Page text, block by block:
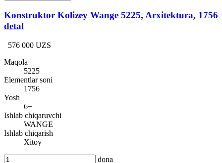
Konstruktor Kolizey Wange 5225, Arxitektura, 1756
detal
576 000 UZS
Maqola
5225
Elementlar soni
1756
Yosh
6+
Ishlab chiqaruvchi
WANGE
Ishlab chiqarish
Xitoy
dona